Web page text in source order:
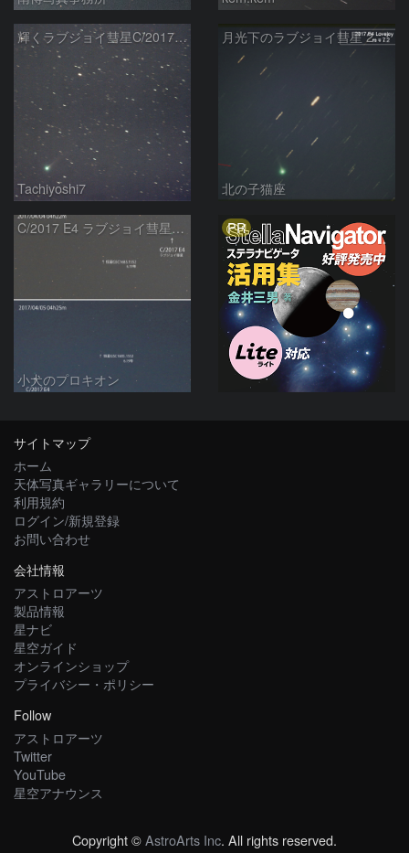
輝くラブジョイ彗星C/2017E4
Tachiyoshi7
月光下のラブジョイ彗星 2017E4 Lovejoy
北の子猫座
C/2017 E4 ラブジョイ彗星の動き
小犬のプロキオン
PR
サイトマップ
ホーム
天体写真ギャラリーについて
利用規約
ログイン/新規登録
お問い合わせ
会社情報
アストロアーツ
製品情報
星ナビ
星空ガイド
オンラインショップ
プライバシー・ポリシー
Follow
アストロアーツ
Twitter
YouTube
星空アナウンス
Copyright ©AstroArts Inc. All rights reserved.